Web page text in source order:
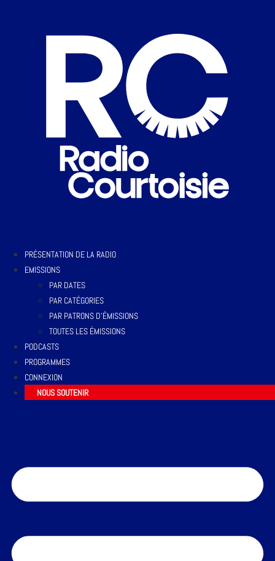
PRÉSENTATION DE LA RADIO
EMISSIONS
PAR DATES
PAR CATÉGORIES
PAR PATRONS D’ÉMISSIONS
TOUTES LES ÉMISSIONS
PODCASTS
PROGRAMMES
CONNEXION
NOUS SOUTENIR